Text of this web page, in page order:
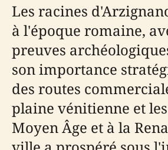
Les racines
à l'époque romaine,
preuves
son importance
des routes
plaine vénitienne et
Moyen Âge et à la